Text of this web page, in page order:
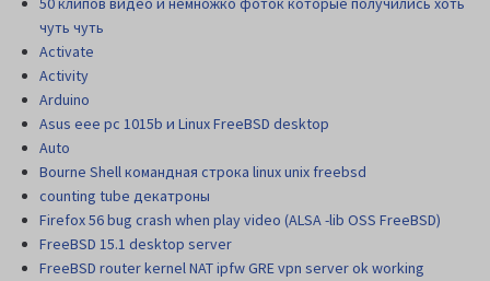
чуть чуть
Activate
Activity
Arduino
Asus eee pc 1015b и Linux FreeBSD desktop
Auto
Bourne Shell командная строка linux unix freebsd
counting tube декатроны
Firefox 56 bug crash when play video (ALSA -lib OSS FreeBSD)
FreeBSD 15.1 desktop server
FreeBSD router kernel NAT ipfw GRE vpn server ok working